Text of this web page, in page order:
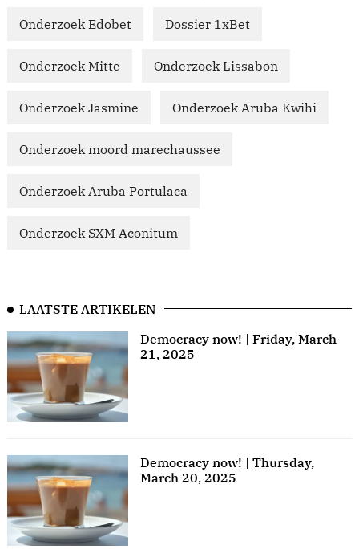
Onderzoek Edobet Dossier 1xBet
Onderzoek Mitte Onderzoek Lissabon
Onderzoek Jasmine Onderzoek Aruba Kwihi
Onderzoek moord marechaussee
Onderzoek Aruba Portulaca
Onderzoek SXM Aconitum
LAATSTE ARTIKELEN
Democracy now! | Friday, March
21, 2025
Democracy now! | Thursday,
March 20, 2025